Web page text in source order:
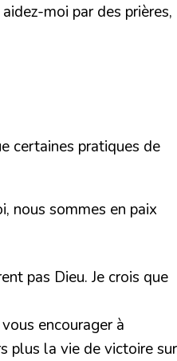
moi par des prières,
certaines pratiques de
nous sommes en paix
pas Dieu. Je crois que
encourager à
plus la vie de victoire sur